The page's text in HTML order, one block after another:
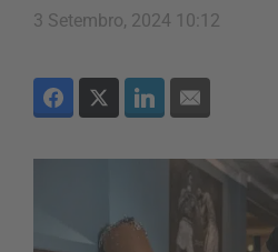
3 Setembro, 2024 10:12